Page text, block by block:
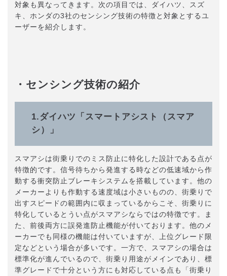
対象も異なってきます。次の項目では、ダイハツ、スズ
キ、ホンダの3社のセンシング技術の特徴と対象とするユ
ーザーを紹介します。
・センシング技術の紹介
1.ダイハツ「スマートアシスト（スマア
シ）」
スマアシは街乗りでのミス防止に特化した設計である点が
特徴的です。信号待ちから発進する時などの低速域から作
動する衝突防止ブレーキシステムを搭載しています。他の
メーカーよりも作動する速度域は小さいものの、街乗りで
出すスピードの範囲内に収まっているからこそ、街乗りに
特化しているとうい点がスマアシならではの特徴です。ま
た、前後両方に誤発進防止機能が付いております。他のメ
ーカーでも同様の機能は付いていますが、上位グレード限
定などという場合が多いです。一方で、スマアシの場合は
標準化が進んでいるので、街乗り用途がメインであり、標
準グレードで十分という方にも対応している点も「街乗り